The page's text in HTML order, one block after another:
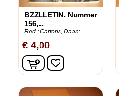
BZZLLETIN. Nummer
156,...
Red.; Cartens, Daan;
€ 4,00
In winkelwagen
favorite_border